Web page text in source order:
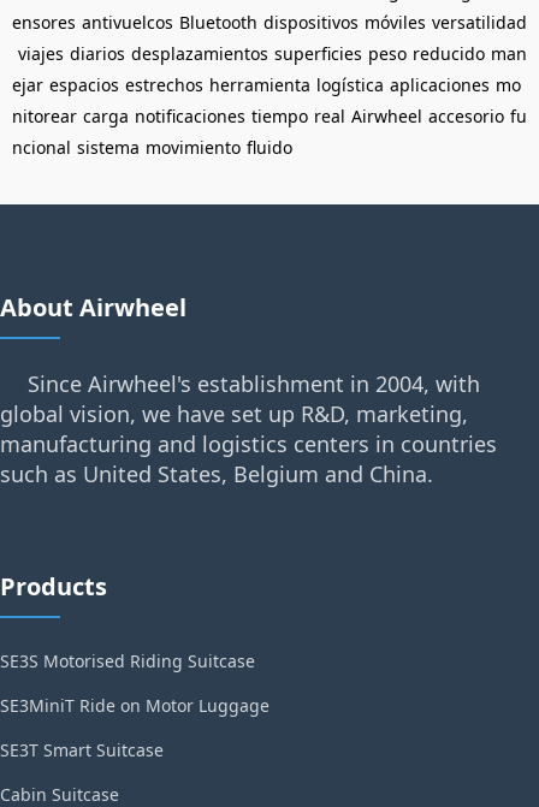
ensores antivuelcos Bluetooth dispositivos móviles versatilidad
viajes diarios desplazamientos superficies peso reducido man
ejar espacios estrechos herramienta logística aplicaciones mo
nitorear carga notificaciones tiempo real Airwheel accesorio fu
ncional sistema movimiento fluido
About Airwheel
Since Airwheel's establishment in 2004, with
global vision, we have set up R&D, marketing,
manufacturing and logistics centers in countries
such as United States, Belgium and China.
Products
SE3S Motorised Riding Suitcase
SE3MiniT Ride on Motor Luggage
SE3T Smart Suitcase
Cabin Suitcase